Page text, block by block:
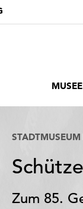
STADTMUSEUM
Zum 85.